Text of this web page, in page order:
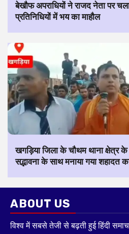
बेखौफ अपराधियों ने राजद नेता पर
प्रतिनिधियों में भय का माहौल
खगड़िया जिला के चौथम थाना क्षेत्र
सद्भावना के साथ मनाया गया शहादत
ABOUT US
विश्व में सबसे तेजी से बढ़ती हुई हिंदी